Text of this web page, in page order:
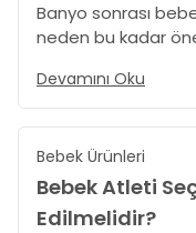
Banyo sonrası
neden bu kadar
gibi merak edilen
bulabilirsiniz.
dair pratik ve
Devamını Oku
Bebek Ürünleri
Bebek Atleti
Edilmelidir?